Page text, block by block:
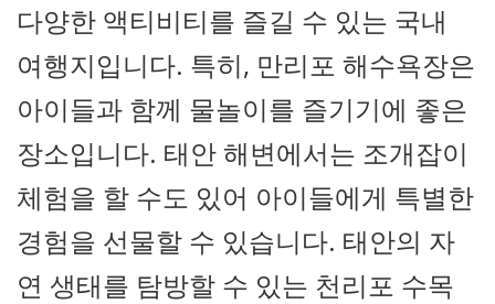
다양한 액티비티를 즐길 수 있는 국내
여행지입니다. 특히, 만리포 해수욕장은
아이들과 함께 물놀이를 즐기기에 좋은
장소입니다. 태안 해변에서는 조개잡이
체험을 할 수도 있어 아이들에게 특별한
경험을 선물할 수 있습니다. 태안의 자
연 생태를 탐방할 수 있는 천리포 수목